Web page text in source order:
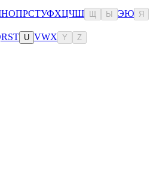
НОПРСТУФХЦЧШ Ы ЭЮ Я
RST U VWX Y Z